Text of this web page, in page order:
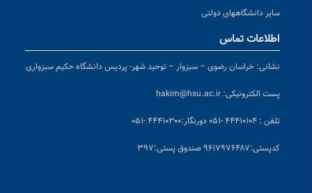
سایر دانشگاههای دولتی
اطلاعات تماس
نشانی: خراسان رضوی – سبزوار – توحید شهر- پردیس دانشگاه حکیم سبزواری
پست الکترونیکی: hakim@hsu.ac.ir
تلفن : ۴۴۴۱۰۱۰۴ -۰۵۱ دورنگار:۴۴۴۱۰۳۰۰ -۰۵۱
کدپستی:۹۶۱۷۹۷۶۴۸۷ صندوق پستی:۳۹۷